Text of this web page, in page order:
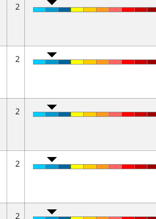
2
2
2
2
2